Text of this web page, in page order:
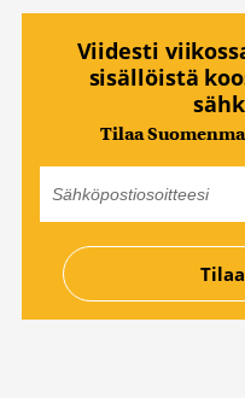
Viidesti
sisällöistä
Tilaa